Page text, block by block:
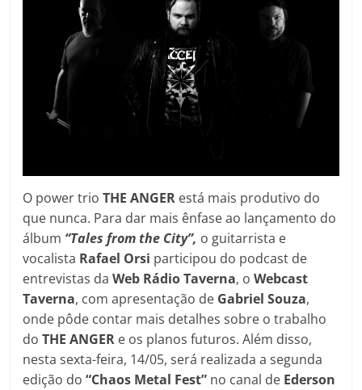
O power trioTHE ANGER está mais produtivo do
que nunca. Para dar mais ênfase ao lançamento do
álbum “Tales from the City”, o guitarrista e
vocalista Rafael Orsi participou do podcast de
entrevistas daWeb Rádio Taverna, oWebcast
Taverna, com apresentação de Gabriel Souza,
onde pôde contar mais detalhes sobre o trabalho
doTHE ANGER e os planos futuros. Além disso,
nesta sexta-feira, 14/05, será realizada a segunda
edição do“Chaos Metal Fest” no canal de Ederson